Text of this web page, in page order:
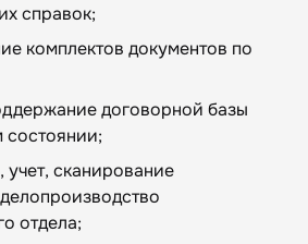
справок;
комплектов документов по
договорной базы
состоянии;
учет, сканирование
отдела;